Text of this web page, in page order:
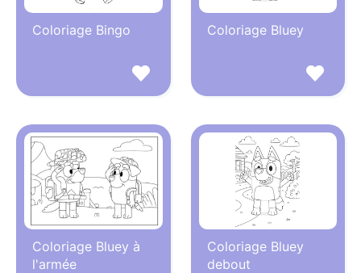
Coloriage Bingo Coloriage Bluey
Coloriage Bluey à
l'armée
Coloriage Bluey
debout